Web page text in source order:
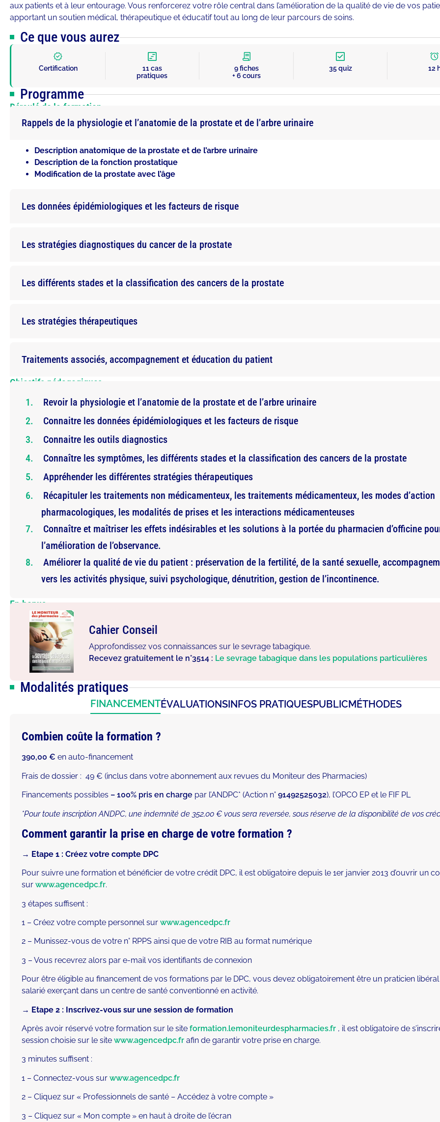
aux patients et à leur entourage. Vous renforcerez votre rôle central dans l’amélioration de la qualité de vie de vos
apportant un soutien médical, thérapeutique et éducatif tout au long de leur parcours de soins.
Ce que vous aurez
Certification
11 cas
pratiques
9 fiches
+ 6 cours
35 quiz 12
Programme
Déroulé de la formation
Rappels de la physiologie et l’anatomie de la prostate et de l’arbre urinaire
Description anatomique de la prostate et de l’arbre urinaire
Description de la fonction prostatique
Modification de la prostate avec l’âge
Les données épidémiologiques et les facteurs de risque
Les stratégies diagnostiques du cancer de la prostate
Les différents stades et la classification des cancers de la prostate
Les stratégies thérapeutiques
Traitements associés, accompagnement et éducation du patient
Objectifs pédagogiques
Revoir la physiologie et l’anatomie de la prostate et de l’arbre urinaire
Connaitre les données épidémiologiques et les facteurs de risque
Connaitre les outils diagnostics
Connaître les symptômes, les différents stades et la classification des cancers de la prostate
Appréhender les différentes stratégies thérapeutiques
Récapituler les traitements non médicamenteux, les traitements médicamenteux, les modes d’action
pharmacologiques, les modalités de prises et les interactions médicamenteuses
Connaître et maîtriser les effets indésirables et les solutions à la portée du pharmacien d’officine
l’amélioration de l’observance.
Améliorer la qualité de vie du patient : préservation de la fertilité, de la santé sexuelle,
vers les activités physique, suivi psychologique, dénutrition, gestion de l’incontinence.
En bonus
Cahier Conseil
Approfondissez vos connaissances sur le sevrage tabagique.
Recevez gratuitement le n°3514 : Le sevrage tabagique dans les populations particulières
Modalités pratiques
FINANCEMENTÉVALUATIONSINFOS PRATIQUESPUBLICMÉTHODES
Combien coûte la formation ?
390,00 € en auto-financement
Frais de dossier : 49 € (inclus dans votre abonnement aux revues du Moniteur des Pharmacies)
Financements possibles – 100% pris en charge par l’ANDPC* (Action n° 91492525032), l’OPCO EP et le FIF PL
*Pour toute inscription ANDPC, une indemnité de 352,00 € vous sera reversée, sous réserve de la disponibilité de vos
Comment garantir la prise en charge de votre formation ?
→ Etape 1 : Créez votre compte DPC
Pour suivre une formation et bénéficier de votre crédit DPC, il est obligatoire depuis le 1er janvier 2013 d’ouvrir un
sur www.agencedpc.fr.
3 étapes suffisent :
1 – Créez votre compte personnel sur www.agencedpc.fr
2 – Munissez-vous de votre n° RPPS ainsi que de votre RIB au format numérique
3 – Vous recevrez alors par e-mail vos identifiants de connexion
Pour être éligible au financement de vos formations par le DPC, vous devez obligatoirement être un praticien
salarié exerçant dans un centre de santé conventionné en activité.
→ Etape 2 : Inscrivez-vous sur une session de formation
Après avoir réservé votre formation sur le site formation.lemoniteurdespharmacies.fr , il est obligatoire de
session choisie sur le site www.agencedpc.fr afin de garantir votre prise en charge.
3 minutes suffisent :
1 – Connectez-vous sur www.agencedpc.fr
2 – Cliquez sur « Professionnels de santé – Accédez à votre compte »
3 – Cliquez sur « Mon compte » en haut à droite de l’écran